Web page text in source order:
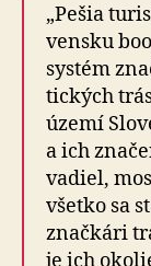
„Pešia
ven­sku
systém
tic­kých
území
a ich
va­diel,
všetko sa
značkári
je ich